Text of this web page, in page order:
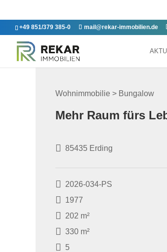
+49 851/379 385-0 mail@rekar-immobilien.de
Wohnimmobilie > Bungalow
Mehr Raum fürs
85435 Erding
2026-034-PS
1977
202 m²
330 m²
5